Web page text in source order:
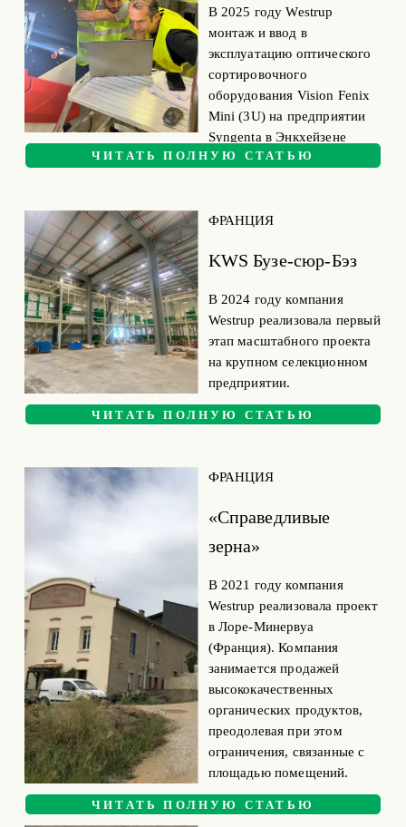
ФРАНЦИЯ
KWS Бузе-сюр-Бэз
В 2024 году компания
Westrup реализовала первый
этап масштабного проекта
на крупном селекционном
предприятии.
В 2025 году Westrup
монтаж и ввод в
эксплуатацию оптического
сортировочного
оборудования Vision Fenix
Mini (3U) на предприятии
Syngenta в Энкхейзене
(Нидерланды).
ЧИТАТЬ ПОЛНУЮ СТАТЬЮ
ЧИТАТЬ ПОЛНУЮ СТАТЬЮ
ФРАНЦИЯ
«Справедливые
зерна»
В 2021 году компания
Westrup реализовала проект
в Лоре-Минервуа
(Франция). Компания
занимается продажей
высококачественных
органических продуктов,
преодолевая при этом
ограничения, связанные с
площадью помещений.
ЧИТАТЬ ПОЛНУЮ СТАТЬЮ